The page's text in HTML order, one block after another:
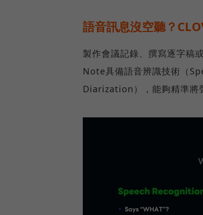
語音訊息沒空聽？
製作會議記錄、撰寫逐字稿
Note具備語音辨識技術（
Diarization），能夠精準將